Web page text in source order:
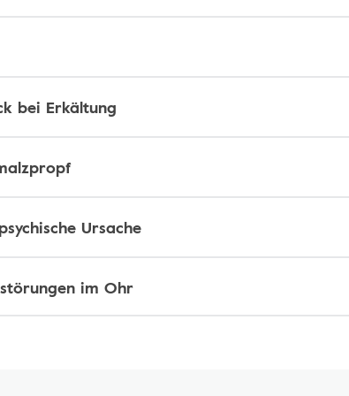
bei Erkältung
Ursache
im Ohr